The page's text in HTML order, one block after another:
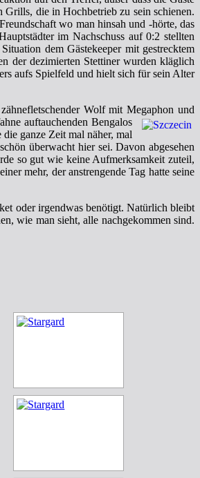
Grills, die in Hochbetrieb zu sein schienen.
wo man hinsah und -hörte, das
im Nachschuss auf 0:2 stellten
dem Gästekeeper mit gestrecktem
der dezimierten Stettiner wurden kläglich
aufs Spielfeld und hielt sich für sein Alter
Wolf mit Megaphon und
auftauchenden Bengalos
ganze Zeit mal näher, mal
überwacht hier sei. Davon abgesehen
so gut wie keine Aufmerksamkeit zuteil,
mehr, der anstrengende Tag hatte seine
oder irgendwas benötigt. Natürlich bleibt
wie man sieht, alle nachgekommen sind.